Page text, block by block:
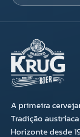
A primeira
Tradição
Horizonte desde